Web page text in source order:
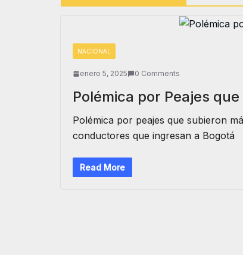
NACIONAL
enero 5, 2025 0 Comments
Polémica por Peajes
Polémica por peajes que subieron
conductores que ingresan a Bogotá
Read More